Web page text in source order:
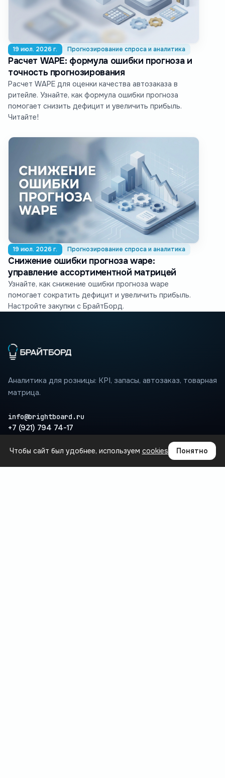
19 июл. 2026 г. Прогнозирование спроса и аналитика
Расчет WAPE: формула ошибки прогноза и
точность прогнозирования
Расчет WAPE для оценки качества автозаказа в
ритейле. Узнайте, как формула ошибки прогноза
помогает снизить дефицит и увеличить прибыль.
Читайте!
19 июл. 2026 г. Прогнозирование спроса и аналитика
Снижение ошибки прогноза wape:
управление ассортиментной матрицей
Узнайте, как снижение ошибки прогноза wape
помогает сократить дефицит и увеличить прибыль.
Настройте закупки с БрайтБорд.
Аналитика для розницы: KPI, запасы, автозаказ, товарная
матрица.
info@brightboard.ru
+7 (921) 794 74-17
Где теряются деньги
Чтобы сайт был удобнее, используем cookies Понятно